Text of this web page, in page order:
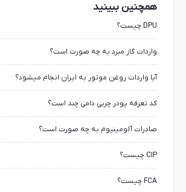
همچنین ببینید
DPU چیست؟
واردات گاز مبرد به چه صورت است؟
آیا واردات روغن موتور به ایران انجام میشود؟
کد تعرفه پودر چربی دامی چند است؟
صادرات آلومینیوم به چه صورت است؟
CIP چیست؟
FCA چیست؟